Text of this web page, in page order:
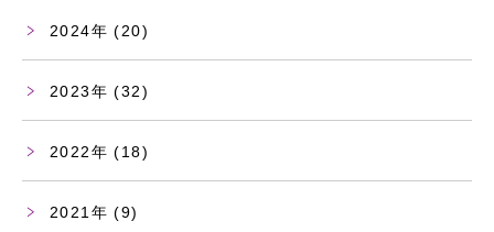
2024 (20)
2023 (32)
2022 (18)
2021 (9)